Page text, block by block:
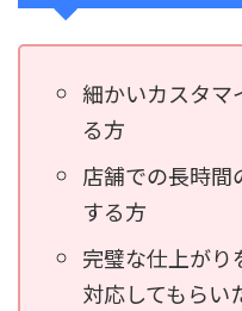
細かいカスタマ
る方
店舗での長時間
する方
完璧な仕上がり
対応してもらい